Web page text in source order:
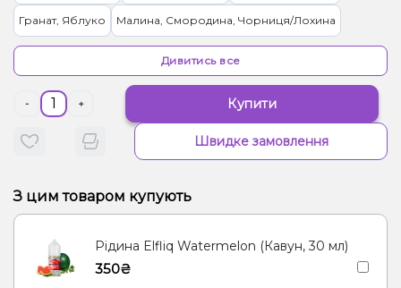
Гранат, Яблуко Малина, Смородина, Чорниця/Лохина
Дивитись все
- + Купити
Швидке замовлення
З цим товаром купують
Рідина Elfliq Watermelon (Кавун, 30 мл)
350₴